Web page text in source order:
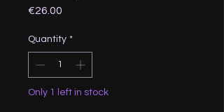
€26.00
Quantity *
Only 1 left in stock